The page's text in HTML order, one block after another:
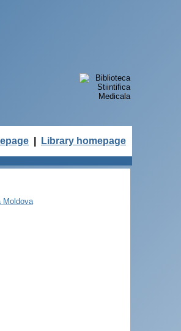
Library homepage
Moldova